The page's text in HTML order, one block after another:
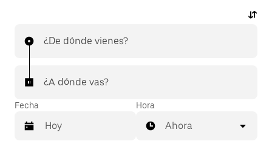
¿De dónde vienes?
¿A dónde vas?
Fecha Hora
Ahora